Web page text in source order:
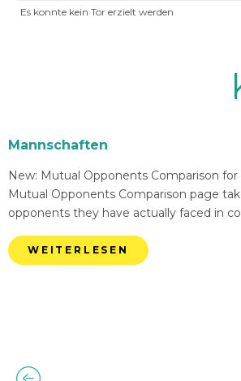
Es konnte kein Tor erzielt werden
Mannschaften
New: Mutual Opponents Comparison
Mutual Opponents Comparison page
opponents they have actually faced in
WEITERLESEN